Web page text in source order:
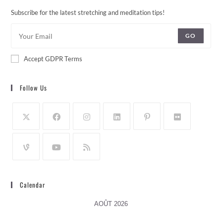
Subscribe for the latest stretching and meditation tips!
GO
Accept GDPR Terms
Follow Us
Calendar
AOÛT 2026